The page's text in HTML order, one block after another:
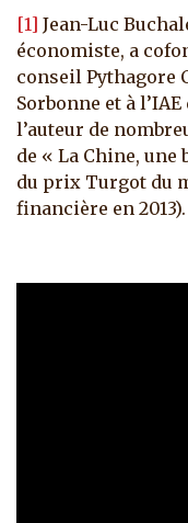
[1] Jean-Luc
économiste, a
conseil Pythagore
Sorbonne et à
l’auteur de
de « La Chine,
du prix Turgot du
financière en 2013).